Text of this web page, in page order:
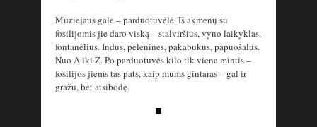
Muziejaus gale – parduotuvėlė. Iš akmenų su
fosilijomis jie daro viską – stalviršius, vyno laikyklas,
fontanėlius. Indus, pelenines, pakabukus, papuošalus.
Nuo A iki Z. Po parduotuvės kilo tik viena mintis –
fosilijos jiems tas pats, kaip mums gintaras – gal ir
gražu, bet atsibodę.